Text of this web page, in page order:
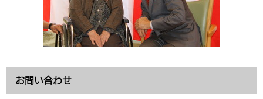
お問い合わせ